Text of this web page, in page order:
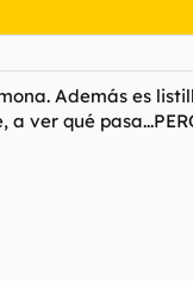
Además es
qué